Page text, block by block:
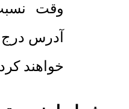
وقت
آدرس درج
خواهند